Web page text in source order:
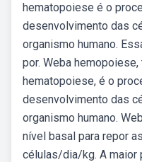
hematopoiese é o
desenvolvimento das
organismo humano.
por. Weba
hematopoiese, é o
desenvolvimento das
organismo humano.
nível basal para repor
células/dia/kg. A maior